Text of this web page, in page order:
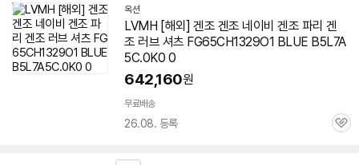
옥션
LVMH [해외] 겐조 겐조 네이비 겐조 파리 겐
조 러브 셔츠 FG65CH1329O1 BLUE B5L7A
5C.0K0 0
642,160원
무료배송
26.08. 등록
관